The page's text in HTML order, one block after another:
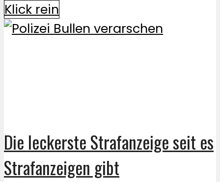
Klick rein
Die leckerste Strafanzeige seit es
Strafanzeigen gibt